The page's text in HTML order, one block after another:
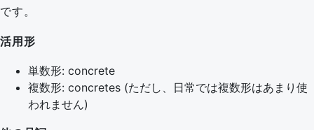
です。
活用形
単数形: concrete
複数形: concretes (ただし、日常では複数形はあまり使
われません)